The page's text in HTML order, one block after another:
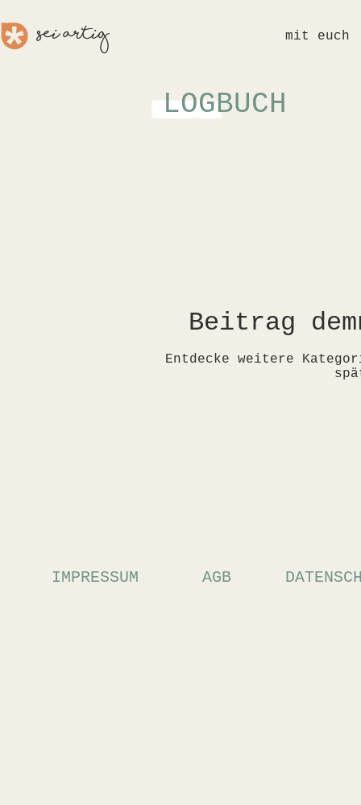
mit euch
sei aRTig
LOGBUCH
Beitrag
Entdecke weitere
IMPRESSUM AGB